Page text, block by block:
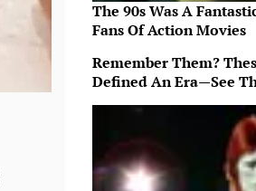
The 90s Was A
Fans Of Action Movies
Remember Them?
Defined An Era—See